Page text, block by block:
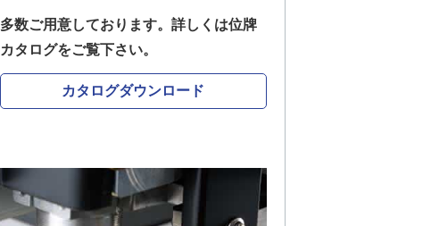
多数ご用意しております。詳しくは位牌
カタログをご覧下さい。
カタログダウンロード